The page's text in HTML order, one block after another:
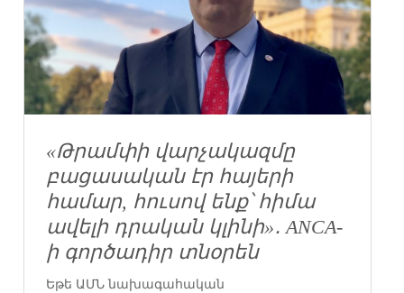
«Թրամփի վարչակազմը
բացասական էր հայերի
համար, հուսով ենք՝ հիմա
ավելի դրական կլինի»․ ANCA-
ի գործադիր տնօրեն
Եթե ԱՄՆ նախագահական